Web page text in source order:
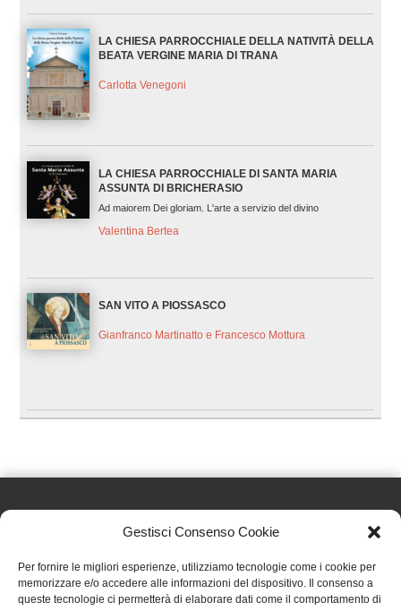
Gestisci Consenso Cookie
Per fornire le migliori esperienze, utilizziamo tecnologie come i cookie per
memorizzare e/o accedere alle informazioni del dispositivo. Il consenso a
queste tecnologie ci permetterà di elaborare dati come il comportamento di
LA CHIESA PARROCCHIALE DELLA NATIVITÀ DELLA
BEATA VERGINE MARIA DI TRANA
Carlotta Venegoni
LA CHIESA PARROCCHIALE DI SANTA MARIA
ASSUNTA DI BRICHERASIO
Ad maiorem Dei gloriam. L'arte a servizio del divino
Valentina Bertea
SAN VITO A PIOSSASCO
Gianfranco Martinatto e Francesco Mottura
Effatà Editrice di Pellegrino Paolo SAS
C.F. e P.IVA 09655250018
Via Tre Denti, 1 - 10060 Cantalupa (TO)